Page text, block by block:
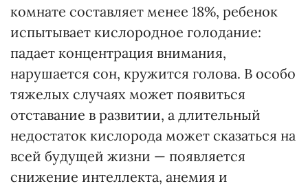
комнате составляет менее 18%, ребенок
испытывает кислородное голодание:
падает концентрация внимания,
нарушается сон, кружится голова. В особо
тяжелых случаях может появиться
отставание в развитии, а длительный
недостаток кислорода может сказаться на
всей будущей жизни — появляется
снижение интеллекта, анемия и